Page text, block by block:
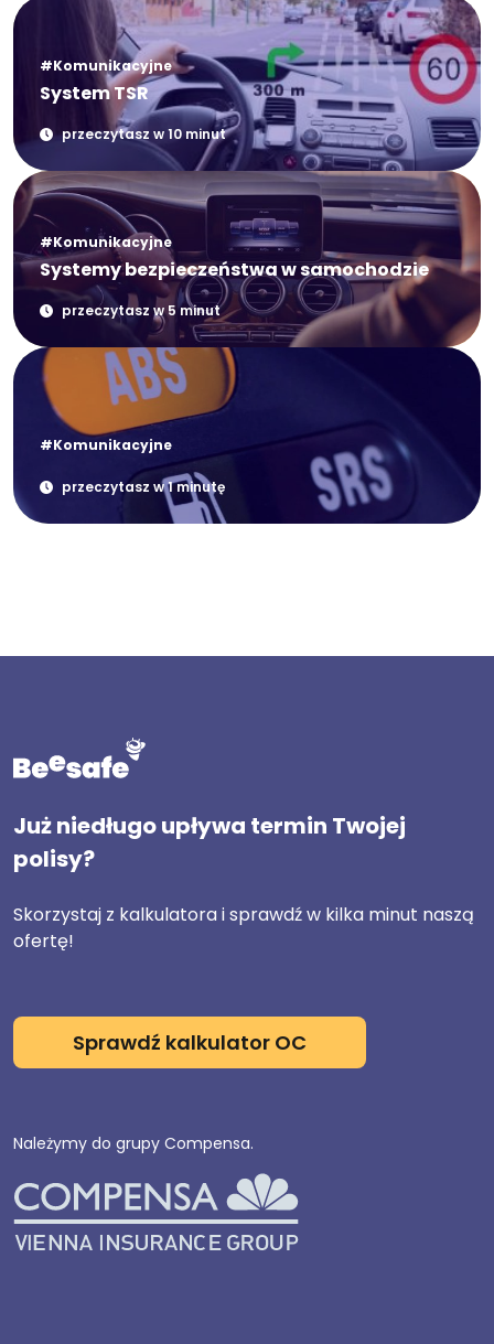
#Komunikacyjne
System TSR
przeczytasz w 10 minut
#Komunikacyjne
Systemy bezpieczeństwa w samochodzie
przeczytasz w 5 minut
#Komunikacyjne
przeczytasz w 1 minutę
Już niedługo upływa termin Twojej
polisy?
Skorzystaj z kalkulatora i sprawdź w kilka minut naszą
ofertę!
Sprawdź kalkulator OC
Należymy do grupy Compensa.